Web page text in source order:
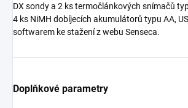
DX sondy a 2 ks termočlánkových snímačů
4 ks NiMH dobíjecích akumulátorů typu AA,
softwarem ke stažení z webu Senseca.
Doplňkové parametry